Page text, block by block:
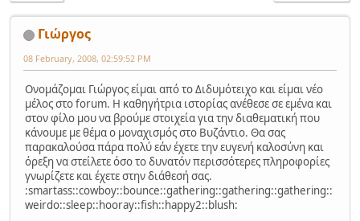
Γιώργος
08 February, 2008, 02:59:52 PM
Ονομάζομαι Γιώργος είμαι από το Διδυμότειχο και είμαι νέο
μέλος στο forum. Η καθηγήτρια ιστορίας ανέθεσε σε εμένα και
στον φίλο μου να βρούμε στοιχεία για την διαθεματική που
κάνουμε με θέμα ο μοναχισμός στο Βυζάντιο. Θα σας
παρακαλούσα πάρα πολύ εάν έχετε την ευγενή καλοσύνη και
όρεξη να στείλετε όσο το δυνατόν περισσότερες πληροφορίες
γνωρίζετε και έχετε στην διάθεσή σας.
:smartass::cowboy::bounce::gathering::gathering::gathering::
weirdo::sleep::hooray::fish::happy2::blush: